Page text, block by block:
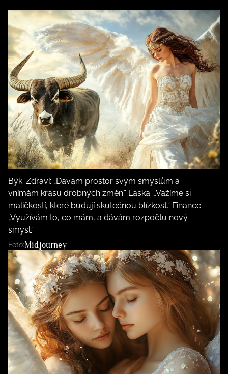
Býk: Zdraví: „Dávám prostor svým smyslům a
vnímám krásu drobných změn.“ Láska: „Vážíme si
maličkostí, které budují skutečnou blízkost.“ Finance:
„Využívám to, co mám, a dávám rozpočtu nový
smysl.“
Foto:Midjourney